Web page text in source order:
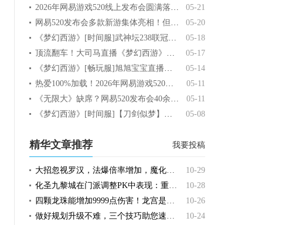
05-21
2026年网易游戏520线上发布会圆满落幕：以热爱为名，加载更多精彩内容
05-20
网易520发布会多款新游集体亮相！但《无限大》缺席
05-18
《梦幻西游》[时间服]武神坛238联冠军-曲阜孔庙
05-17
顶流翻车！大司马直播《梦幻西游》人气仅剩3000创历史新低
05-14
《梦幻西游》[畅玩服]旭旭宝宝直播嗨翻全场！天科物理神靴横空出世
05-11
热爱100%加载！2026年网易游戏520线上发布会即将开启
05-11
《无限大》缺席？网易520发布会40余款产品名单曝光！
05-08
《梦幻西游》[时间服]【刀剑似梦】今日正式开服！首周开服攻略速来查收
精华文章推荐 我要投稿
10-29
大招忽视罗汉，法爆倍率增加，魔化生输出能力再创新高！
10-28
化圣九黎城在门派调整PK中表现：重攻轻守节奏加快！
10-26
四颗龙珠能增加9999点伤害！龙宫是否能乘势而上？
10-24
做好规划升级不难，三个技巧助您速冲化圣九黎！